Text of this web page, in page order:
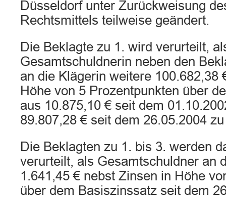
Düsseldorf unter Zurückweisung
Rechtsmittels teilweise geändert.
Die Beklagte zu 1. wird verurteilt,
Gesamtschuldnerin neben den
an die Klägerin weitere 100.682,38
Höhe von 5 Prozentpunkten über
aus 10.875,10 € seit dem
89.807,28 € seit dem 26.05.2004
Die Beklagten zu 1. bis 3. werden
verurteilt, als Gesamtschuldner an
1.641,45 € nebst Zinsen in Höhe
über dem Basiszinssatz seit dem